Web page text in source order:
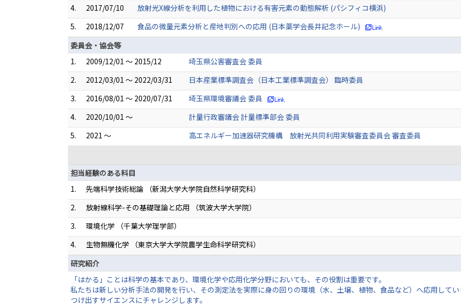
4.
2017/07/10
放射光X線分析を利用した植物における有害元素の動態解析 (パシフィコ横浜)
5.
2018/12/07
食品の微量元素分析と産地判別への応用 (日本薬学会長井記念ホール)
委員会・協会等
1.
2009/12/01 ～ 2015/12
埼玉県公害審査会 委員
2.
2012/03/01 ～ 2022/03/31
日本産業標準調査会（日本工業標準調査会） 臨時委員
3.
2016/08/01 ～ 2020/07/31
埼玉県環境審議会 委員
4.
2020/10/01 ～
計量行政審議会 計量標準部会 委員
5.
2021 ～
高エネルギー加速器研究機構 放射光共同利用実験審査委員会 審査委員
担当経験のある科目
1.
先端科学技術総論 （新潟大学大学院自然科学研究科）
2.
放射線科学-その基礎理論と応用 （筑波大学大学院）
3.
環境化学 （千葉大学理学部）
4.
生物無機化学 （東京大学大学院農学生命科学研究科）
研究紹介
「はかる」ことは科学の基本であり、環境化学や応用化学分野においても、その役割は重要です。
私たちは新しい分析手法の開発を行い、その測定法を実際に身の回りの環境（水、土壌、植物、食品など）へ応用して
つけ出すサイエンスにチャレンジします。